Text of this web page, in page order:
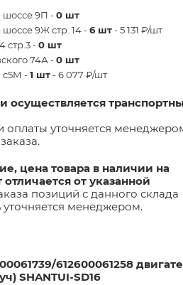
шоссе 9П -0 шт
9Ж стр. 14 -6 шт- 5 131 ₽/шт
стр.3 -0 шт
74А -0 шт
с5М -1 шт- 6 077 ₽/шт
осуществляется
оплаты уточняется
цена товара в наличии на
отличается от указанной
позиций с данного склада
уточняется менеджером.
612600061258
SHANTUI-SD16